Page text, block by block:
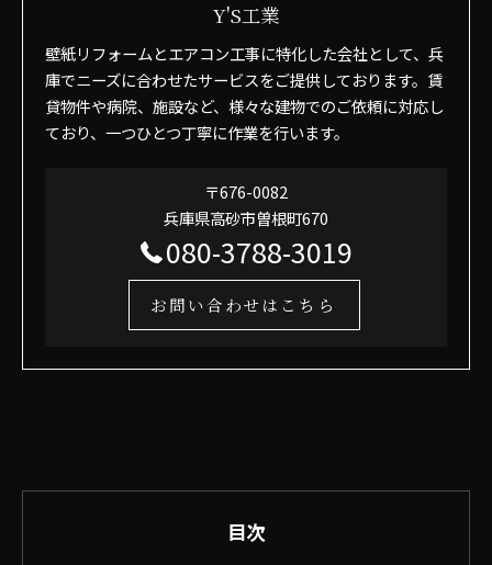
Y'S工業
壁紙リフォームとエアコン工事に特化した会社として、兵
庫でニーズに合わせたサービスをご提供しております。賃
貸物件や病院、施設など、様々な建物でのご依頼に対応し
ており、一つひとつ丁寧に作業を行います。
〒676-0082
兵庫県高砂市曽根町670
080-3788-3019
お問い合わせはこちら
目次